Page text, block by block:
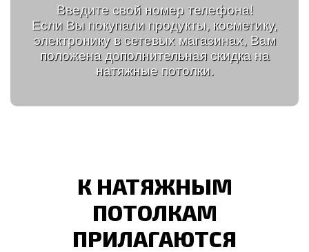
Введите свой номер телефона!
Если Вы покупали продукты, косметику,
электронику в сетевых магазинах, Вам
положена дополнительная скидка на
натяжные потолки.
К НАТЯЖНЫМ
ПОТОЛКАМ
ПРИЛАГАЮТСЯ